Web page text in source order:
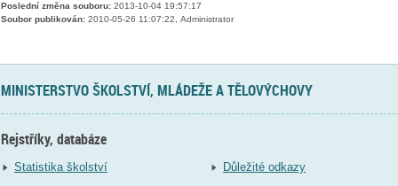
Poslední změna souboru:2013-10-04 19:57:17
Soubor publikován:2010-05-26 11:07:22, Administrator
MINISTERSTVO ŠKOLSTVÍ, MLÁDEŽE A TĚLOVÝCHOVY
Rejstříky, databáze
Statistika školství
Důležité odkazy